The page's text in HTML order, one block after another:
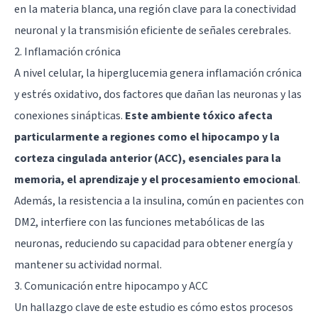
en la materia blanca, una región clave para la conectividad
neuronal y la transmisión eficiente de señales cerebrales.
2. Inflamación crónica
A nivel celular, la hiperglucemia genera inflamación crónica
y estrés oxidativo, dos factores que dañan las neuronas y las
conexiones sinápticas. Este ambiente tóxico afecta
particularmente a regiones como el hipocampo y la
corteza cingulada anterior (ACC), esenciales para la
memoria, el aprendizaje y el procesamiento emocional.
Además, la resistencia a la insulina, común en pacientes con
DM2, interfiere con las funciones metabólicas de las
neuronas, reduciendo su capacidad para obtener energía y
mantener su actividad normal.
3. Comunicación entre hipocampo y ACC
Un hallazgo clave de este estudio es cómo estos procesos